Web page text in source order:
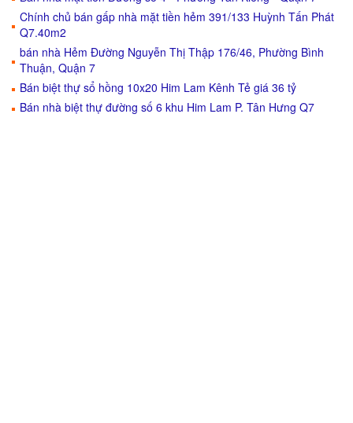
Chính chủ bán gấp nhà mặt tiền hẻm 391/133 Huỳnh Tấn Phát
Q7.40m2
bán nhà Hẻm Đường Nguyễn Thị Thập 176/46, Phường Bình
Thuận, Quận 7
Bán biệt thự sổ hồng 10x20 Him Lam Kênh Tẻ giá 36 tỷ
Bán nhà biệt thự đường số 6 khu Him Lam P. Tân Hưng Q7